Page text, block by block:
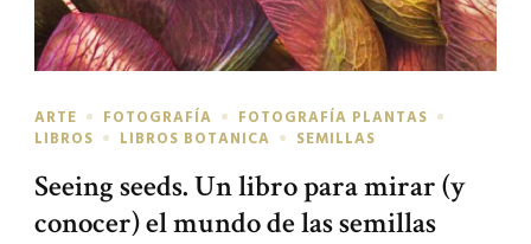
ARTE FOTOGRAFÍA
FOTOGRAFÍA PLANTAS
LIBROS
LIBROS BOTANICA SEMILLAS
Seeing seeds. Un libro para mirar (y
conocer) el mundo de las semillas